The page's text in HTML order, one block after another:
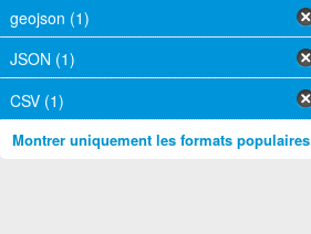
geojson (1)
JSON (1)
CSV (1)
Montrer uniquement les formats populaires